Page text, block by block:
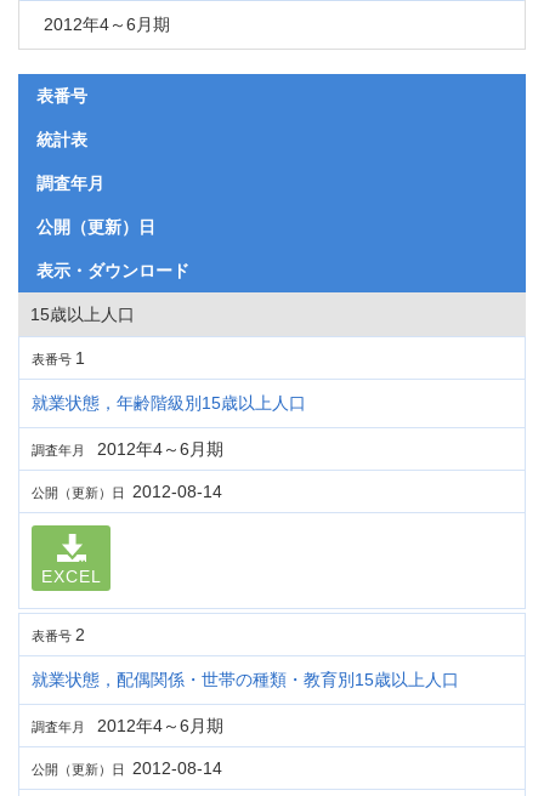
2012年4～6月期
表番号
統計表
調査年月
公開（更新）日
表示・ダウンロード
15歳以上人口
表番号 1
就業状態，年齢階級別15歳以上人口
調査年月 2012年4～6月期
公開（更新）日 2012-08-14
EXCEL
表番号 2
就業状態，配偶関係・世帯の種類・教育別15歳以上人口
調査年月 2012年4～6月期
公開（更新）日 2012-08-14